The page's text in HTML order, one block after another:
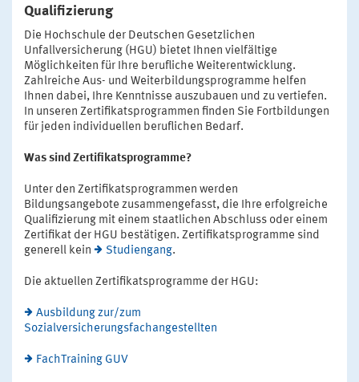
Qualifizierung
Die Hochschule der Deutschen Gesetzlichen
Unfallversicherung (HGU) bietet Ihnen vielfältige
Möglichkeiten für Ihre berufliche Weiterentwicklung.
Zahlreiche Aus- und Weiterbildungsprogramme helfen
Ihnen dabei, Ihre Kenntnisse auszubauen und zu vertiefen.
In unseren Zertifikatsprogrammen finden Sie Fortbildungen
für jeden individuellen beruflichen Bedarf.
Was sind Zertifikatsprogramme?
Unter den Zertifikatsprogrammen werden
Bildungsangebote zusammengefasst, die Ihre erfolgreiche
Qualifizierung mit einem staatlichen Abschluss oder einem
Zertifikat der HGU bestätigen. Zertifikatsprogramme sind
generell kein
Studiengang.
Die aktuellen Zertifikatsprogramme der HGU:
Ausbildung zur/zum
Sozialversicherungsfachangestellten
FachTraining GUV